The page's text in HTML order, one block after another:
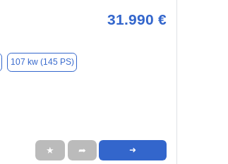
31.990 €
107 kw (145 PS)
★ ➦ ➜